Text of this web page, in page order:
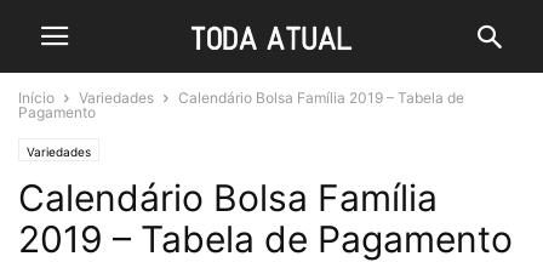
Início Variedades
Calendário Bolsa Família 2019 – Tabela de
Pagamento
Variedades
Calendário Bolsa Família
2019 – Tabela de Pagamento